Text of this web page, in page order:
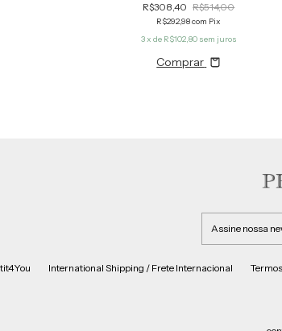
R$308,40 R$514,00
R$292,98com Pix
3x de R$102,80 sem juros
Comprar
International Shipping / Frete Internacional